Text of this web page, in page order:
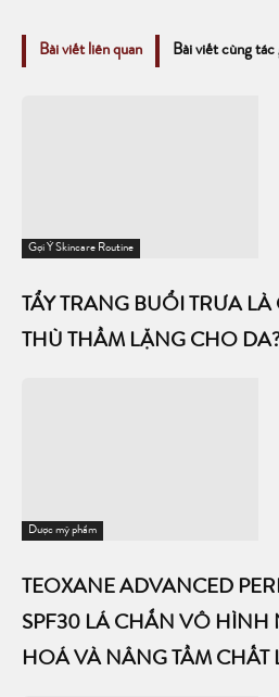
Bài viết liên quan Bài viết cùng tác
Gợi Ý Skincare Routine
TẨY TRANG BUỔI TRƯA
THÙ THẦM LẶNG CHO
Dược mỹ phẩm
TEOXANE ADVANCED
SPF30 LÁ CHẮN VÔ HÌNH
HOÁ VÀ NÂNG TẦM CHẤT